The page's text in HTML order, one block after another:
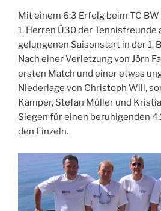
Mit einem 6:3 Erfolg beim TC
1. Herren Ü30 der Tennisfreunde
gelungenen Saisonstart in der 1.
Nach einer Verletzung von Jörn
ersten Match und einer etwas
Niederlage von Christoph Will,
Kämper, Stefan Müller und
Siegen für einen beruhigenden
den Einzeln.